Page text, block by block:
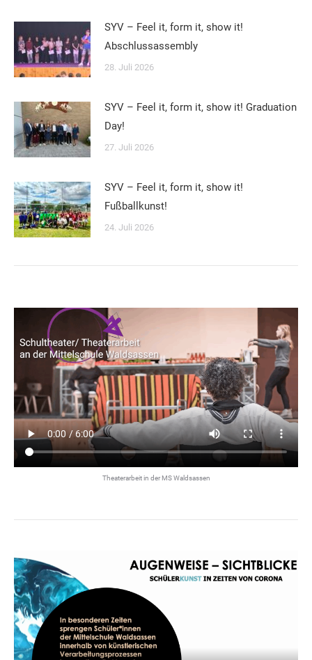
SYV – Feel it, form it, show it!
Abschlussassembly
28. Juli 2026
SYV – Feel it, form it, show it! Graduation
Day!
27. Juli 2026
SYV – Feel it, form it, show it!
Fußballkunst!
24. Juli 2026
Theaterarbeit in der MS Waldsassen